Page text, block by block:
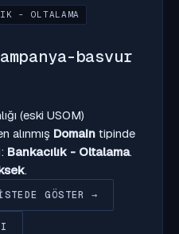
- OLTALAMA
basvur
(eski USOM)
alınmış Domain tipinde
Bankacılık - Oltalama.
.
GÖSTER →